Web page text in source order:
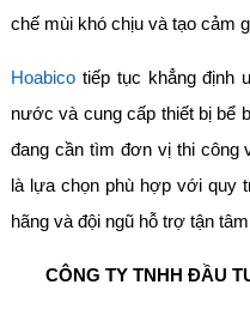
chế mùi khó chịu và tạo cảm
Hoabicotiếp tục khẳng định
nước và cung cấp thiết bị bể
đang cần tìm đơn vị thi công
là lựa chọn phù hợp với quy
hãng và đội ngũ hỗ trợ tận
CÔNG TY TNHH ĐẦU